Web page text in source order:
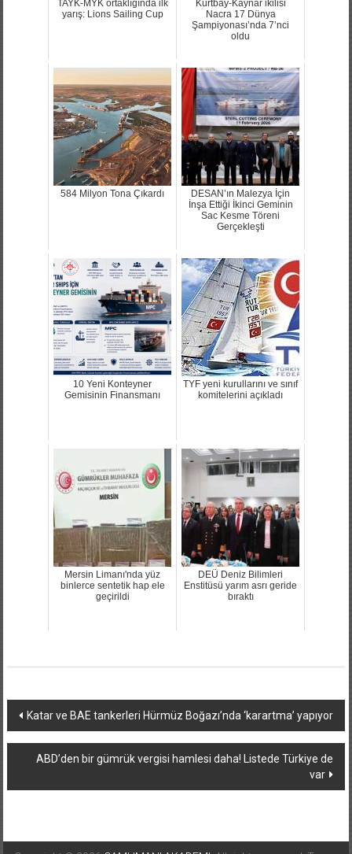
TAYK-MYK ortaklığında ilk
yarış: Lions Sailing Cup
Kurtbay-Kaynar ikilisi
Nacra 17 Dünya
Şampiyonası’nda 7’nci
584 Milyon Tona Çıkardı
DESAN’ın Malezya İçin
İnşa Ettiği İkinci Geminin
Sac Kesme Töreni
Gerçekleşti
10 Yeni Konteyner
TYF yeni kurullarını ve sınıf
komitelerini açıkladı
Mersin Limanı'nda yüz
binlerce sentetik hap ele
geçirildi
DEÜ Deniz Bilimleri
Enstitüsü yarım asrı geride
Yazı
dolaşımı
Katar ve BAE tankerleri Hürmüz Boğazı’nda ‘karartma’ yapıyor
ABD’den bir gümrük vergisi hamlesi daha! Listede Türkiye de